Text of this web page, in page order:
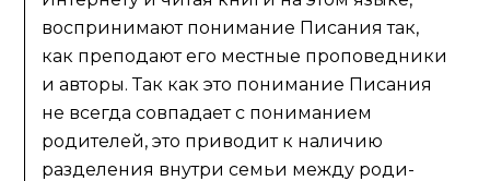
воспринимают понимание Писания так,
как преподают его местные проповедники
и авторы. Так как это понимание Писания
не всегда совпадает с пониманием
родителей, это приводит к наличию
разделения внутри семьи между роди-